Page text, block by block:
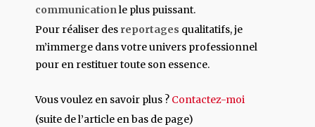
communicationle plus puissant.
Pour réaliser des reportages qualitatifs, je
m’immerge dans votre univers professionnel
pour en restituer toute son essence.
Vous voulez en savoir plus ? Contactez-moi
(suite de l’article en bas de page)